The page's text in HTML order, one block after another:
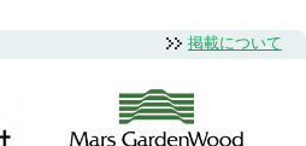
掲載について